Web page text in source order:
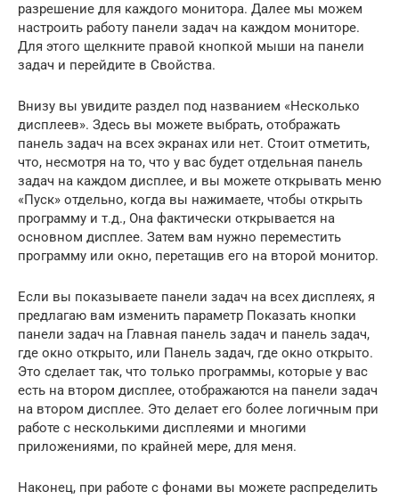
разрешение для каждого монитора. Далее мы можем
настроить работу панели задач на каждом мониторе.
Для этого щелкните правой кнопкой мыши на панели
задач и перейдите в Свойства.
Внизу вы увидите раздел под названием «Несколько
дисплеев». Здесь вы можете выбрать, отображать
панель задач на всех экранах или нет. Стоит отметить,
что, несмотря на то, что у вас будет отдельная панель
задач на каждом дисплее, и вы можете открывать меню
«Пуск» отдельно, когда вы нажимаете, чтобы открыть
программу и т.д., Она фактически открывается на
основном дисплее. Затем вам нужно переместить
программу или окно, перетащив его на второй монитор.
Если вы показываете панели задач на всех дисплеях, я
предлагаю вам изменить параметр Показать кнопки
панели задач на Главная панель задач и панель задач,
где окно открыто, или Панель задач, где окно открыто.
Это сделает так, что только программы, которые у вас
есть на втором дисплее, отображаются на панели задач
на втором дисплее. Это делает его более логичным при
работе с несколькими дисплеями и многими
приложениями, по крайней мере, для меня.
Наконец, при работе с фонами вы можете распределить